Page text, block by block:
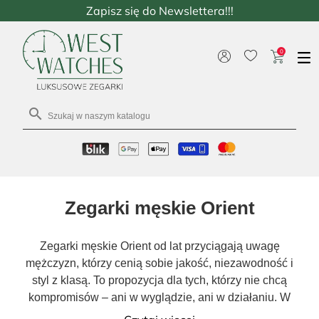

0
Zapisz się do Newslettera!!!
Zegarki męskie Orient
Zegarki męskie Orient od lat przyciągają uwagę
mężczyzn, którzy cenią sobie jakość, niezawodność i
styl z klasą. To propozycja dla tych, którzy nie chcą
kompromisów – ani w wyglądzie, ani w działaniu. W
tej kategorii znajdziesz modele automatyczne,